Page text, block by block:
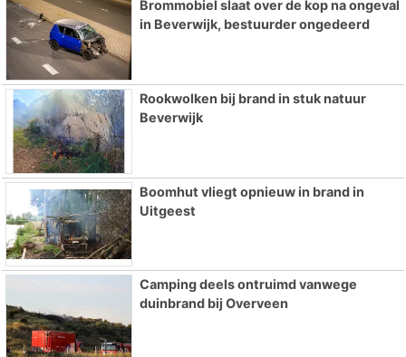
Brommobiel slaat over de kop na ongeval
in Beverwijk, bestuurder ongedeerd
Rookwolken bij brand in stuk natuur
Beverwijk
Boomhut vliegt opnieuw in brand in
Uitgeest
Camping deels ontruimd vanwege
duinbrand bij Overveen